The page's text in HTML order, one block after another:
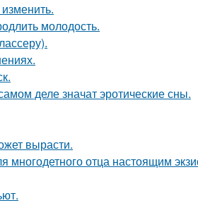
молодость.
деле значат эротические сны.
вырасти.
отца настоящим